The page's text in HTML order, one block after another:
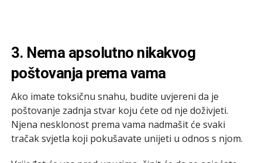
3. Nema apsolutno nikakvog
poštovanja prema vama
Ako imate toksičnu snahu, budite uvjereni da je
poštovanje zadnja stvar koju ćete od nje doživjeti.
Njena nesklonost prema vama nadmašit će svaki
tračak svjetla koji pokušavate unijeti u odnos s njom.